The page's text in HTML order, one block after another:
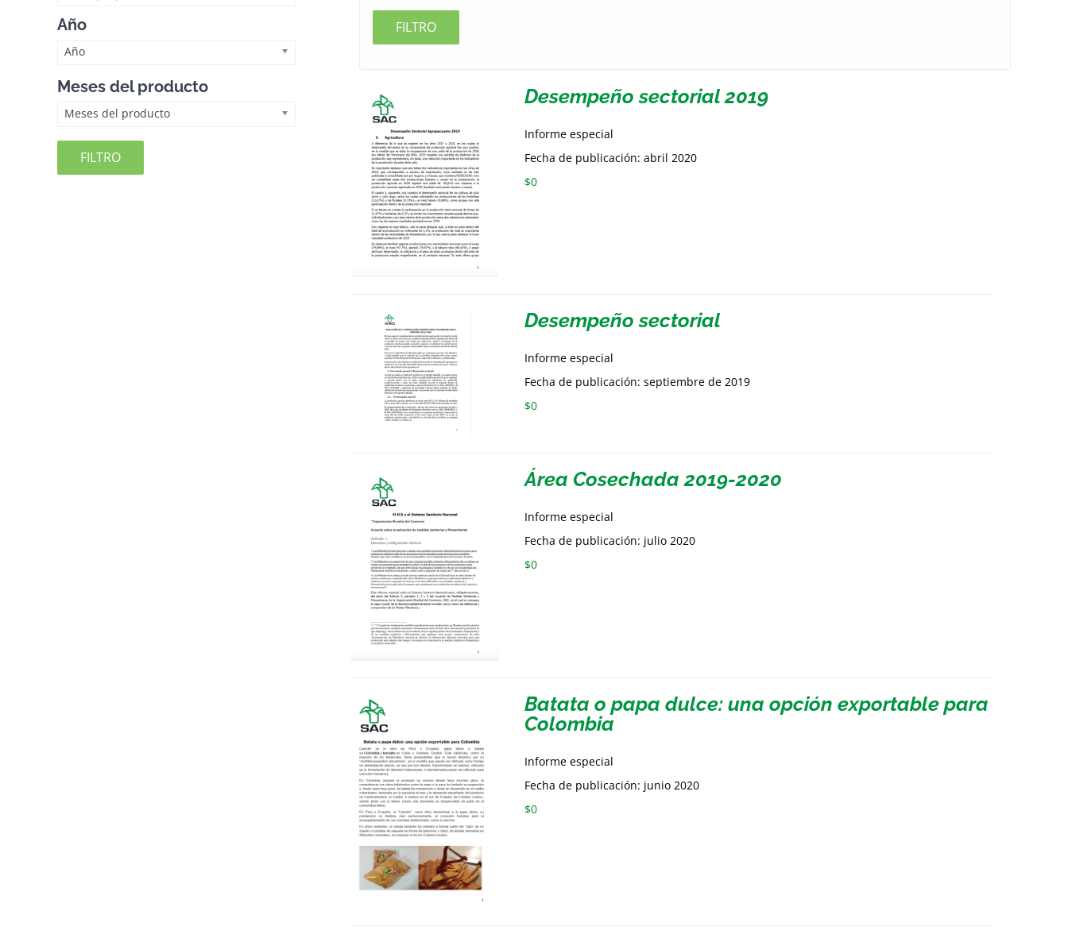
FILTRO
Desempeño sectorial 2019
Informe especial
Fecha de publicación: abril 2020
$0
Desempeño sectorial
Informe especial
Fecha de publicación: septiembre de 2019
$0
Área Cosechada 2019-2020
Informe especial
Fecha de publicación: julio 2020
$0
Batata o papa dulce: una opción exportable para
Colombia
Informe especial
Fecha de publicación: junio 2020
$0
Año
Año
Meses del producto
Meses del producto
FILTRO